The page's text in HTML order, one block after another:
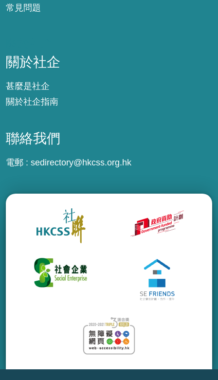
常見問題
關於社企
甚麼是社企
關於社企指南
聯絡我們
電郵 : sedirectory@hkcss.org.hk